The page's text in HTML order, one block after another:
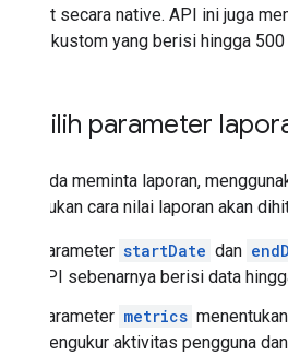
tersebut secara native. API ini juga
koleksi kustom yang berisi hingga
Memilih parameter
Saat Anda meminta laporan,
menentukan cara nilai laporan akan
Parameter startDate dan
API sebenarnya berisi data
Parameter metrics
mengukur aktivitas pengguna